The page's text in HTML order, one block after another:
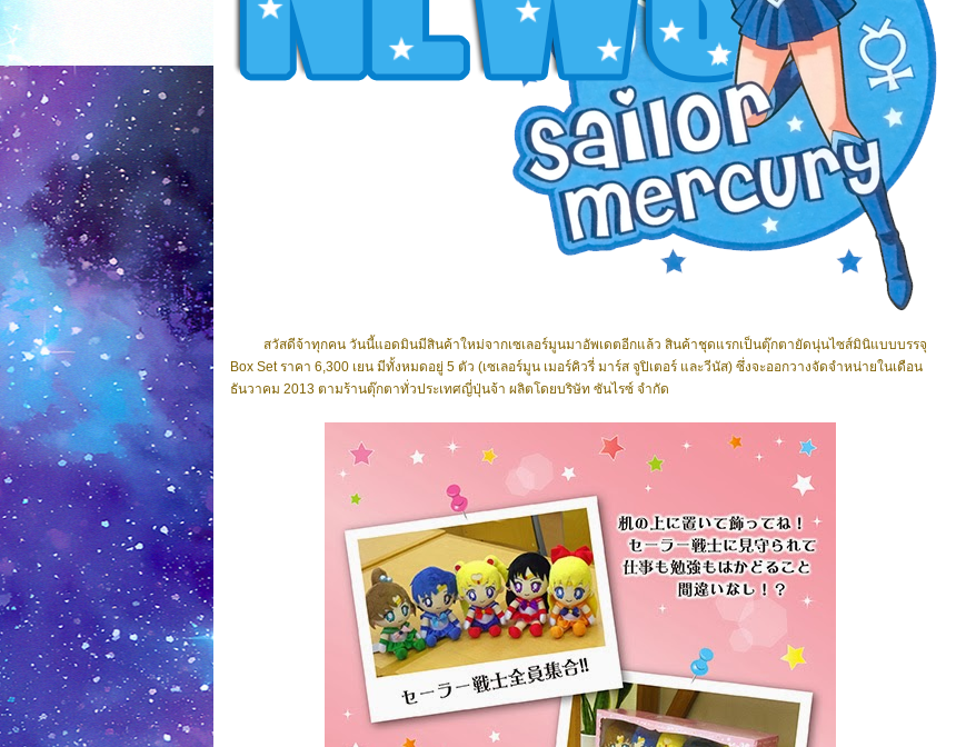
สวัสดีจ้าทุกคน วันนี้แอดมินมีสินค้าใหม่จากเซเลอร์มูนมาอัพเดตอีกแล้ว สินค้าชุดแรกเป็นตุ๊กตายัดนุ่นไซส์มินิแบบบรรจุ
Box Set ราคา 6,300 เยน มีทั้งหมดอยู่ 5 ตัว (เซเลอร์มูน เมอร์คิวรี่ มาร์ส จูปิเตอร์ และวีนัส) ซึ่งจะออกวางจัดจำหน่ายในเดือน
ธันวาคม 2013 ตามร้านตุ๊กตาทั่วประเทศญี่ปุ่นจ้า ผลิตโดยบริษัท ซันไรซ์ จำกัด